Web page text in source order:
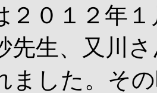
０１２年１
先生、又川
ました。そ